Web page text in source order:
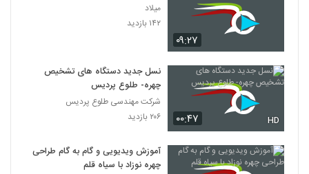
۰۹:۲۷
میلاد
۱۴۲ بازدید
۰۰:۴۷ HD
نسل جدید دستگاه های تشخیص
چهره- طلوع پردیس
شرکت مهندسی طلوع پردیس
۲۰۶ بازدید
آموزش ویدیویی و گام به گام طراحی
چهره نوزاد با سیاه قلم